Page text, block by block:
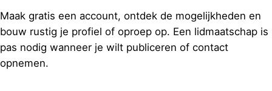
Maak gratis een account, ontdek de mogelijkheden en
bouw rustig je profiel of oproep op. Een lidmaatschap is
pas nodig wanneer je wilt publiceren of contact
opnemen.